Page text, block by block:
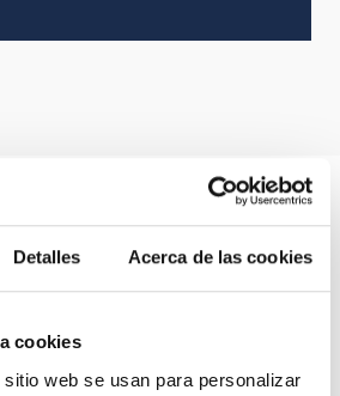
Detalles Acerca de las cookies
cookies
web se usan para personalizar